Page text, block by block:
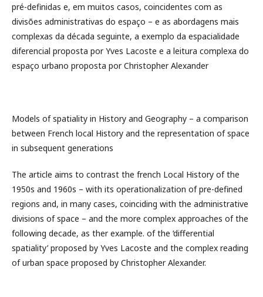
pré-definidas e, em muitos casos, coincidentes com as
divisões administrativas do espaço – e as abordagens mais
complexas da década seguinte, a exemplo da espacialidade
diferencial proposta por Yves Lacoste e a leitura complexa do
espaço urbano proposta por Christopher Alexander
Models of spatiality in History and Geography – a comparison
between French local History and the representation of space
in subsequent generations
The article aims to contrast the french Local History of the
1950s and 1960s – with its operationalization of pre-defined
regions and, in many cases, coinciding with the administrative
divisions of space – and the more complex approaches of the
following decade, as ther example. of the ‘differential
spatiality’ proposed by Yves Lacoste and the complex reading
of urban space proposed by Christopher Alexander.